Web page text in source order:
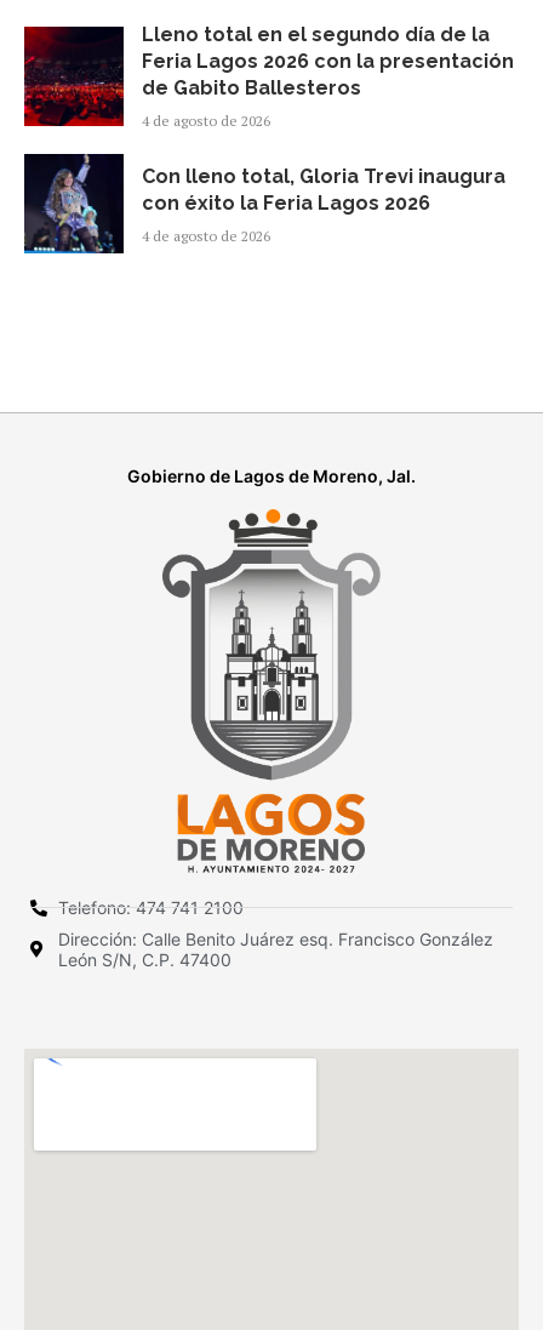
Lleno total en el segundo día de la
Feria Lagos 2026 con la presentación
de Gabito Ballesteros
4 de agosto de 2026
Con lleno total, Gloria Trevi inaugura
con éxito la Feria Lagos 2026
4 de agosto de 2026
Gobierno de Lagos de Moreno, Jal.
Telefono: 474 741 2100
Dirección: Calle Benito Juárez esq. Francisco González
León S/N, C.P. 47400